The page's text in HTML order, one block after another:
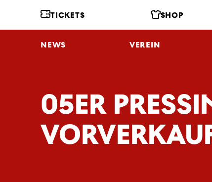
TICKETS SHOP
NEWS VEREIN
05ER